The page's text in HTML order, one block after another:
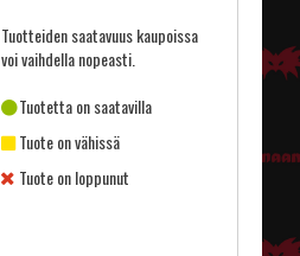
Tuotteiden saatavuus kaupoissa
voi vaihdella nopeasti.
Tuotetta on saatavilla
Tuote on vähissä
Tuote on loppunut